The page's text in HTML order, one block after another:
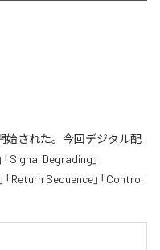
始された。今回デジタル配
Signal Degrading」
Return Sequence」「Control